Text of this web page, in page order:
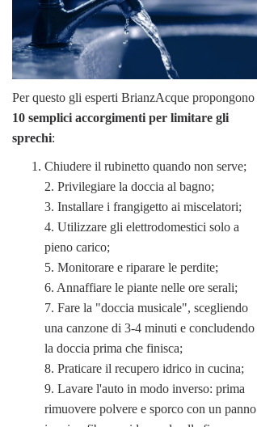
Per questo gli esperti BrianzAcque propongono
10 semplici accorgimenti per limitare gli
sprechi:
Chiudere il rubinetto quando non serve;
2. Privilegiare la doccia al bagno;
3. Installare i frangigetto ai miscelatori;
4. Utilizzare gli elettrodomestici solo a
pieno carico;
5. Monitorare e riparare le perdite;
6. Annaffiare le piante nelle ore serali;
7. Fare la "doccia musicale", scegliendo
una canzone di 3-4 minuti e concludendo
la doccia prima che finisca;
8. Praticare il recupero idrico in cucina;
9. Lavare l'auto in modo inverso: prima
rimuovere polvere e sporco con un panno